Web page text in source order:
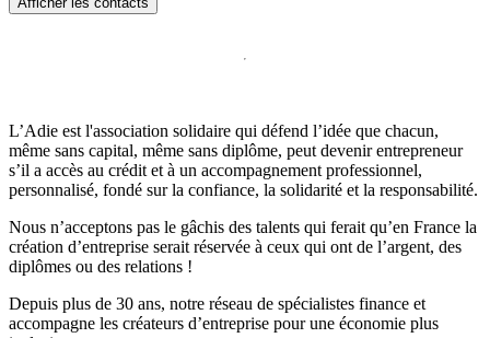
L’Adie est l'association solidaire qui défend l’idée que chacun,
même sans capital, même sans diplôme, peut devenir entrepreneur
s’il a accès au crédit et à un accompagnement professionnel,
personnalisé, fondé sur la confiance, la solidarité et la responsabilité.
Nous n’acceptons pas le gâchis des talents qui ferait qu’en France la
création d’entreprise serait réservée à ceux qui ont de l’argent, des
diplômes ou des relations !
Depuis plus de 30 ans, notre réseau de spécialistes finance et
accompagne les créateurs d’entreprise pour une économie plus